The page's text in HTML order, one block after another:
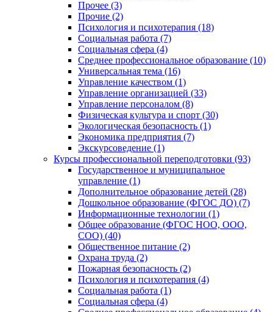
Прочее (3)
Прочие (2)
Психология и психотерапия (18)
Социальная работа (7)
Социальная сфера (4)
Среднее профессиональное образование (10)
Универсальная тема (16)
Управление качеством (1)
Управление организацией (33)
Управление персоналом (8)
Физическая культура и спорт (30)
Экологическая безопасность (1)
Экономика предприятия (7)
Экскурсоведение (1)
Курсы профессиональной переподготовки (93)
Государственное и муниципальное
управление (1)
Дополнительное образование детей (28)
Дошкольное образование (ФГОС ДО) (7)
Информационные технологии (1)
Общее образование (ФГОС НОО, ООО,
СОО) (40)
Общественное питание (2)
Охрана труда (2)
Пожарная безопасность (2)
Психология и психотерапия (4)
Социальная работа (1)
Социальная сфера (4)